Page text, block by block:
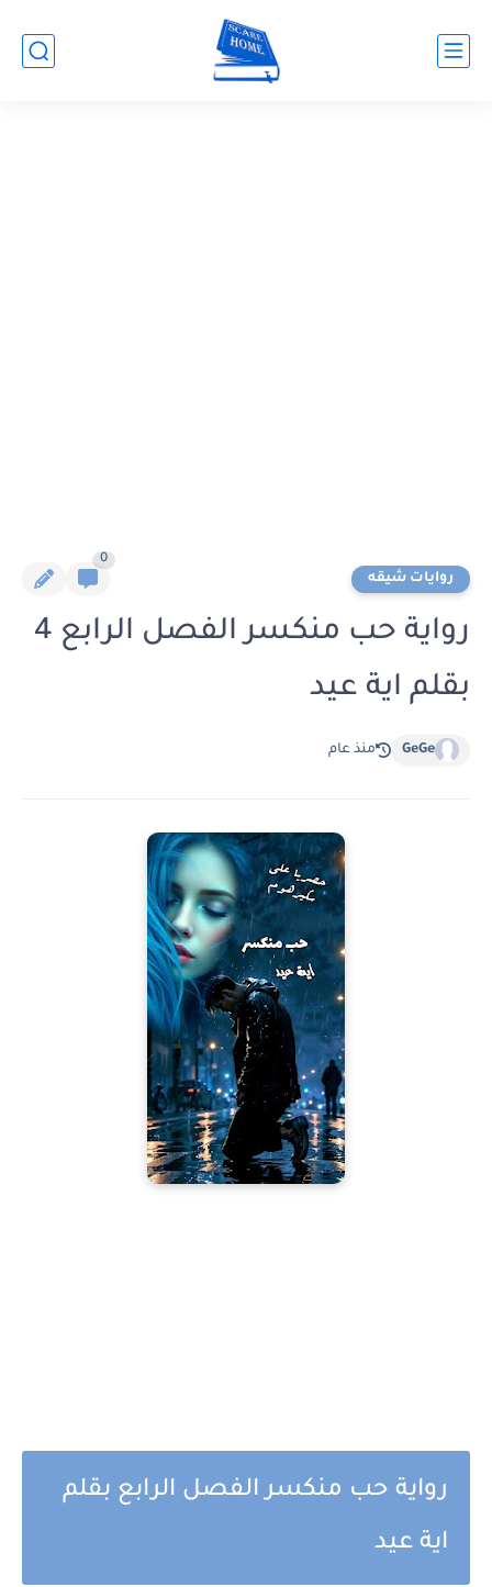
روايات شيقه
0
رواية حب منكسر الفصل الرابع 4
بقلم اية عيد
GeGe منذ عام
رواية حب منكسر الفصل الرابع بقلم
اية عيد